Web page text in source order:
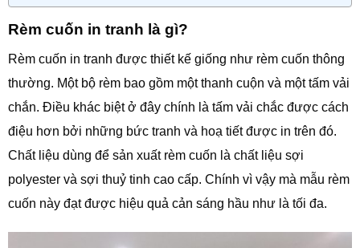
Rèm cuốn in tranh là gì?
Rèm cuốn in tranh được thiết kế giống như rèm cuốn thông
thường. Một bộ rèm bao gồm một thanh cuộn và một tấm vải
chắn. Điều khác biệt ở đây chính là tấm vải chắc được cách
điệu hơn bởi những bức tranh và hoạ tiết được in trên đó.
Chất liệu dùng để sản xuất rèm cuốn là chất liệu sợi
polyester và sợi thuỷ tinh cao cấp. Chính vì vậy mà mẫu rèm
cuốn này đạt được hiệu quả cản sáng hầu như là tối đa.